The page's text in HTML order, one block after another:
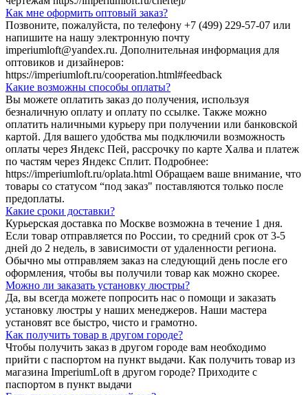
Как мне оформить оптовый заказ?
Позвоните, пожалуйста, по телефону +7 (499) 229-57-07 или
напишите на нашу электронную почту
imperiumloft@yandex.ru. Дополнительная информация для
оптовиков и дизайнеров:
https://imperiumloft.ru/cooperation.html#feedback
Какие возможны способы оплаты?
Вы можете оплатить заказ до получения, используя
безналичную оплату и оплату по ссылке. Также можно
оплатить наличными курьеру при получении или банковской
картой. Для вашего удобства мы подключили возможность
оплаты через Яндекс Пей, рассрочку по карте Халва и платеж
по частям через Яндекс Сплит. Подробнее:
https://imperiumloft.ru/oplata.html Обращаем ваше внимание, что
товары со статусом “под заказ" поставляются только после
предоплаты.
Какие сроки доставки?
Курьерская доставка по Москве возможна в течение 1 дня.
Если товар отправляется по России, то средний срок от 3-5
дней до 2 недель, в зависимости от удаленности региона.
Обычно мы отправляем заказ на следующий день после его
оформления, чтобы вы получили товар как можно скорее.
Можно ли заказать установку люстры?
Да, вы всегда можете попросить нас о помощи и заказать
установку люстры у наших менеджеров. Наши мастера
установят все быстро, чисто и грамотно.
Как получить товар в другом городе?
Чтобы получить заказ в другом городе вам необходимо
прийти с паспортом на пункт выдачи. Как получить товар из
магазина ImperiumLoft в другом городе? Приходите с
паспортом в пункт выдачи